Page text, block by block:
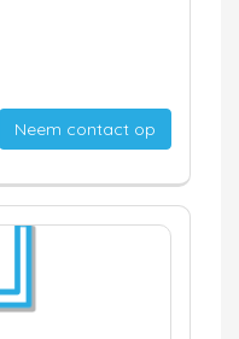
Neem contact op